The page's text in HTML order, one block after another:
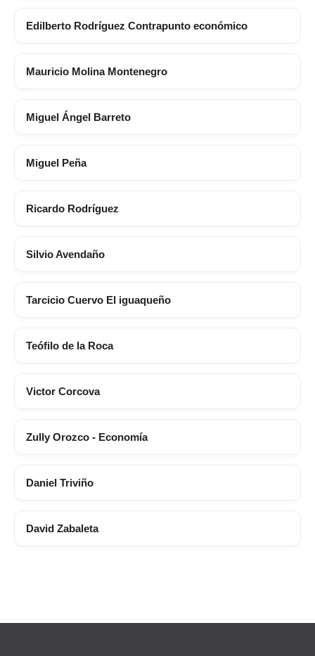
Edilberto Rodríguez Contrapunto económico
Mauricio Molina Montenegro
Miguel Ángel Barreto
Miguel Peña
Ricardo Rodríguez
Silvio Avendaño
Tarcicio Cuervo El iguaqueño
Teófilo de la Roca
Victor Corcova
Zully Orozco - Economía
Daniel Triviño
David Zabaleta